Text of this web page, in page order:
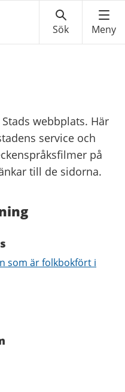
webbplats. Här
service och
på
till de sidorna.
som är folkbokfört i